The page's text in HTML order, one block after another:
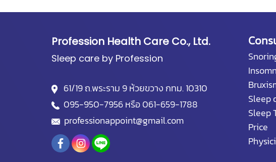
Profession Health Care Co., Ltd.
Sleep care by Profession
61/19 ถ.พระราม 9 ห้วยขวาง กทม. 10310
095-950-7956หรือ061-659-1788
professionappoint@gmail.com
Sleep
Sleep
Price